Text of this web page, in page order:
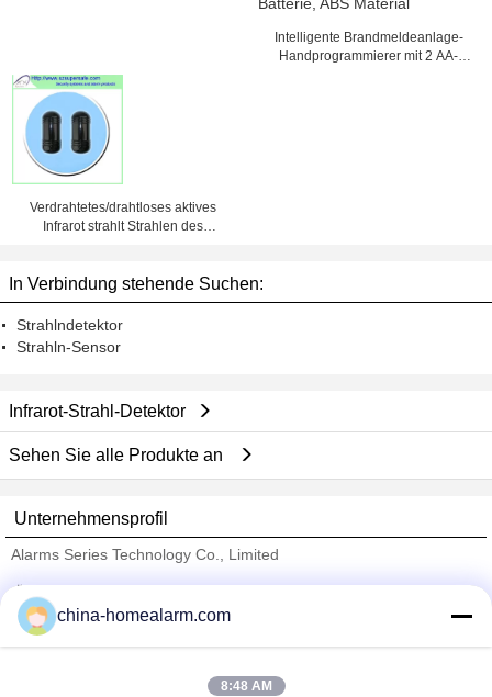
Intelligente Brandmeldeanlage-
Handprogrammierer mit 2 AA-
Verdrahtetes/drahtloses aktives
Infrarot strahlt Strahlen des
In Verbindung stehende Suchen:
Strahlndetektor
Strahln-Sensor
Infrarot-Strahl-Detektor
Sehen Sie alle Produkte an
Unternehmensprofil
Alarms Series Technology Co., Limited
Trust Seal
Verified Suplier
china-homealarm.com
8:48 AM